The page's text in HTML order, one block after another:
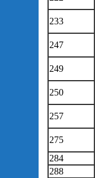
233
247
249
250
257
275
284
288